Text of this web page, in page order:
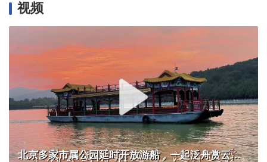
视频
北京多家市属公园延时开放游船，一起泛舟赏云霞！